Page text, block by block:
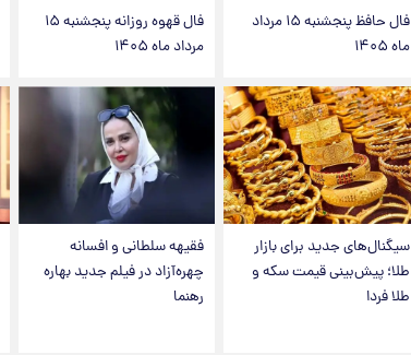
فال حافظ پنجشنبه ۱۵ مرداد
ماه ۱۴۰۵
فال قهوه روزانه پنجشنبه ۱۵
مرداد ماه ۱۴۰۵
سیگنال‌های جدید برای بازار
طلا؛ پیش‌بینی قیمت سکه و
طلا فردا
فقیهه سلطانی و افسانه
چهره‌آزاد در فیلم جدید بهاره
رهنما